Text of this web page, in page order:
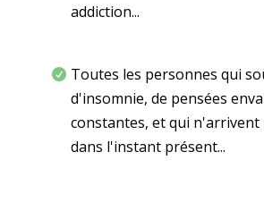
addiction...
Toutes les personnes qui
d'insomnie, de pensées
constantes, et qui n'arrivent
dans l'instant présent...